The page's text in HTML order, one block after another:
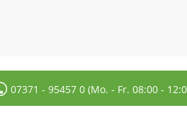
07371 - 95457 0 (Mo. - Fr. 08:00 -